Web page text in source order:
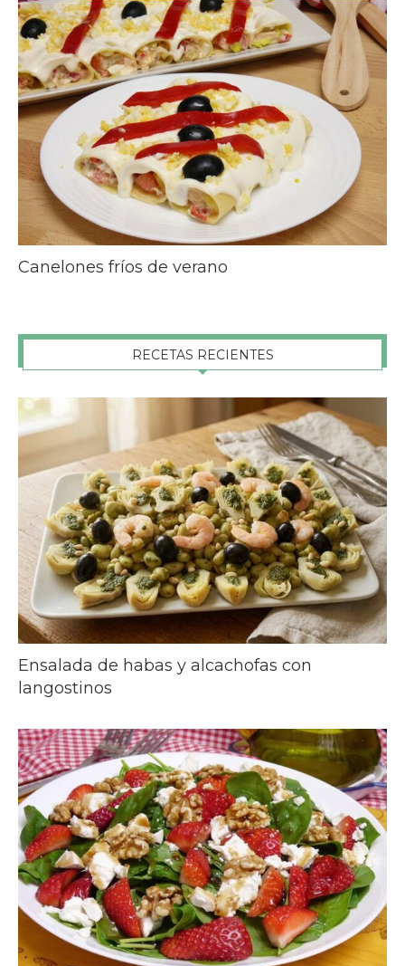
Canelones fríos de verano
RECETAS RECIENTES
Ensalada de habas y alcachofas con
langostinos